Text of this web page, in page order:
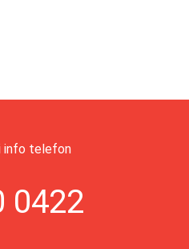
info telefon
0422